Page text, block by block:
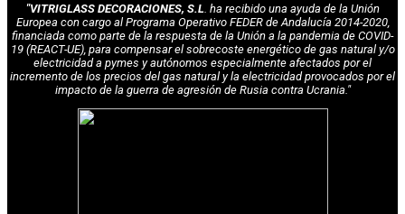
"VITRIGLASS DECORACIONES, S.L. ha recibido una ayuda de la Unión
Europea con cargo al Programa Operativo FEDER de Andalucía 2014-2020,
financiada como parte de la respuesta de la Unión a la pandemia de COVID-
19 (REACT-UE), para compensar el sobrecoste energético de gas natural y/o
electricidad a pymes y autónomos especialmente afectados por el
incremento de los precios del gas natural y la electricidad provocados por el
impacto de la guerra de agresión de Rusia contra Ucrania."